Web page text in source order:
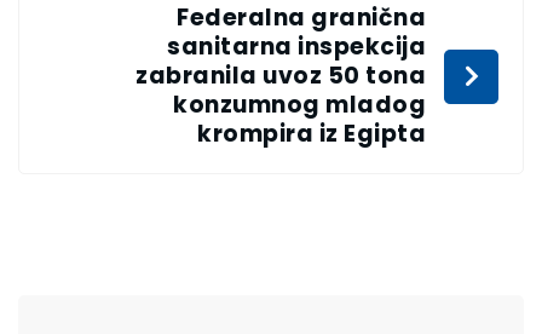
Federalna granična
sanitarna inspekcija
zabranila uvoz 50 tona
konzumnog mladog
krompira iz Egipta